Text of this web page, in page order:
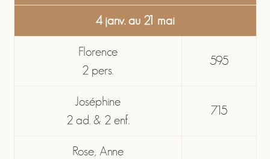
4 janv. au 21 mai
Florence
2 pers.
595
Joséphine
2 ad. & 2 enf.
715
Rose, Anne